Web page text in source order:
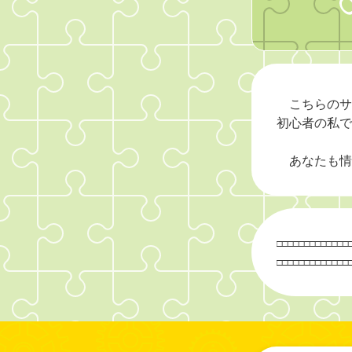
こちらの
初心者の私
あなたも情
□□□□□□□□□□□□□
□□□□□□□□□□□□□